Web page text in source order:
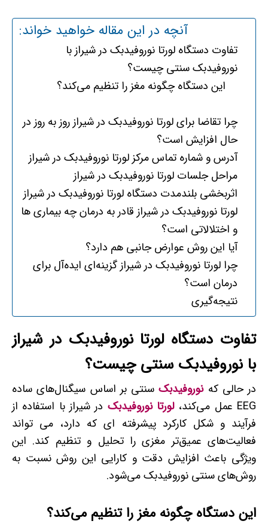
آنچه در این مقاله خواهید خواند:
تفاوت دستگاه لورتا نوروفیدبک در شیراز با
نوروفیدبک سنتی چیست؟
این دستگاه چگونه مغز را تنظیم می‌کند؟
چرا تقاضا برای لورتا نوروفیدبک در شیراز روز به روز در
حال افزایش است؟
آدرس و شماره تماس مرکز لورتا نوروفیدبک در شیراز
مراحل جلسات لورتا نوروفیدبک در شیراز
اثربخشی بلندمدت دستگاه لورتا نوروفیدبک در شیراز
لورتا نوروفیدبک در شیراز قادر به درمان چه بیماری ها
و اختلالاتی است؟
آیا این روش عوارض جانبی هم دارد؟
چرا لورتا نوروفیدبک در شیراز گزینه‌ای ایده‌آل برای
درمان است؟
نتیجه‌گیری
تفاوت دستگاه لورتا نوروفیدبک در شیراز
با نوروفیدبک سنتی چیست؟
در حالی کهنوروفیدبکسنتی بر اساس سیگنال‌های ساده
EEG عمل می‌کند،
لورتا نوروفیدبک در شیراز با استفاده از
فرآیند و شکل کارکرد پیشرفته ای که دارد، می تواند
فعالیت‌های عمیق‌تر مغزی را تحلیل و تنظیم کند. این
ویژگی باعث افزایش دقت و کارایی این روش نسبت به
روش‌های سنتی نوروفیدبک می‌شود.
این دستگاه چگونه مغز را تنظیم می‌کند؟